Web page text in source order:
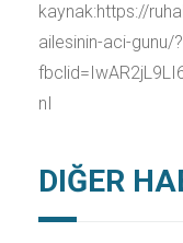
kaynak:https://
ailesinin-aci-gunu/?
nI
DIĞER